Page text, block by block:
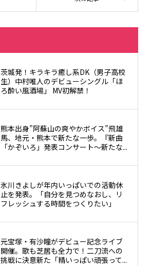
茨城発！キラキラ癒し系DK（男子高校
生）中村唯人のデビューシングル「ほ
ろ酔い風酒場」 MV初解禁！
熊本出身”阿蘇山の爽やかボイス”飛雄
馬、地元・熊本で新たな一歩。『新曲
「かぞいろ」発表コンサート～新たな...
氷川きよしが年内いっぱいでの活動休
止を発表。「自分を見つめなおし、リ
フレッシュする時間をつくりたい」
元宝塚・有沙瞳がデビュー記念ライブ
開催。歌も芝居も全力で！二刀流への
挑戦に決意新た「精いっぱい頑張って...